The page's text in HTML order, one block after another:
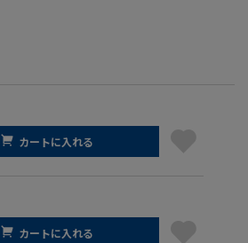
カートに入れる
カートに入れる